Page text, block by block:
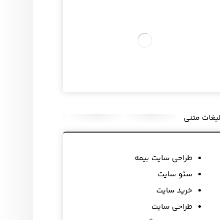
متنی
طراحی سایت بیمه
سئو سایت
خرید سایت
طراحی سایت